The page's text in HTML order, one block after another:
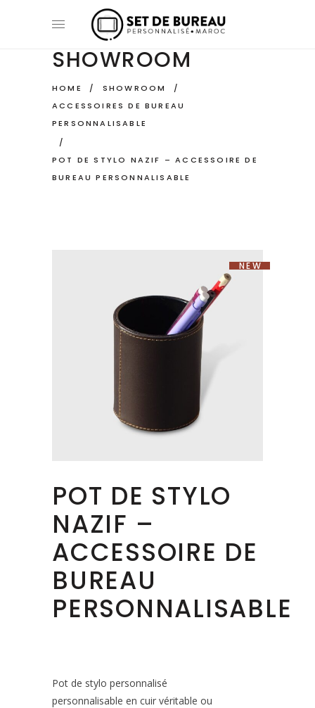
SHOWROOM
HOME / SHOWROOM
/
ACCESSOIRES DE BUREAU
PERSONNALISABLE
/
POT DE STYLO NAZIF – ACCESSOIRE DE
BUREAU PERSONNALISABLE
NEW
POT DE STYLO
NAZIF –
ACCESSOIRE DE
BUREAU
PERSONNALISABLE
Pot de stylo personnalisé
personnalisable en cuir véritable ou